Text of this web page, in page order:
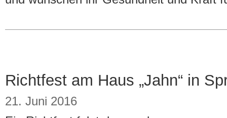
Richtfest am Haus „Jahn“ in
21. Juni 2016